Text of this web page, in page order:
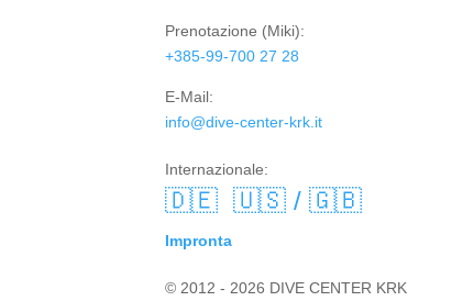
Prenotazione (Miki):
+385-99-700 27 28
E-Mail:
info@dive-center-krk.it
Internazionale:
🇩🇪 🇺🇸 / 🇬🇧
Impronta
© 2012 - 2026 DIVE CENTER KRK